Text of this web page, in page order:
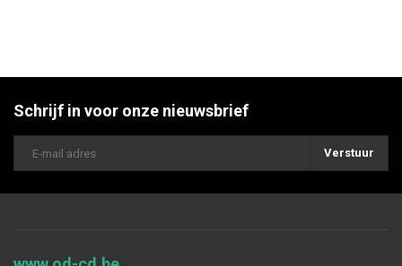
Schrijf in voor onze nieuwsbrief
Verstuur